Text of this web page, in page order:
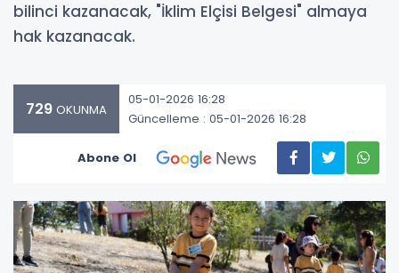
bilinci kazanacak, "İklim Elçisi Belgesi" almaya
hak kazanacak.
729 OKUNMA
05-01-2026 16:28
Güncelleme : 05-01-2026 16:28
Abone Ol